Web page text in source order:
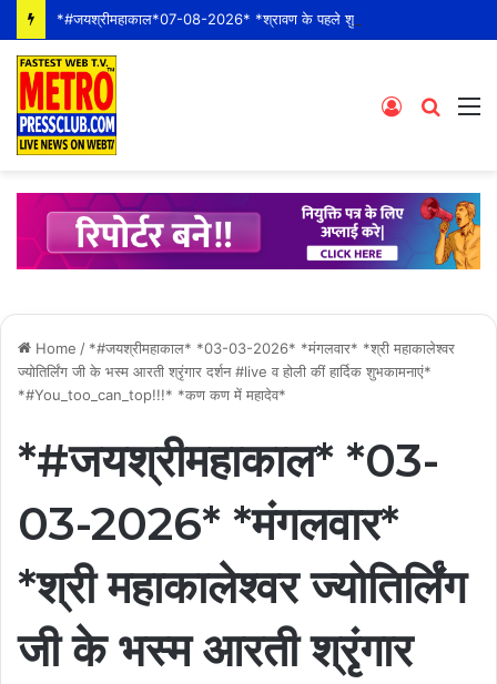
Search
Log
Home / *#जयश्रीमहाकाल* *03-03-2026* *मंगलवार* *श्री महाकालेश्वर
ज्योतिर्लिंग जी के भस्म आरती श्रृंगार दर्शन #live व होली कीं हार्दिक शुभकामनाएं*
*#You_too_can_top!!!* *कण कण में महादेव*
*#जयश्रीमहाकाल* *03-
03-2026* *मंगलवार*
*श्री महाकालेश्वर ज्योतिर्लिंग
जी के भस्म आरती श्रृंगार